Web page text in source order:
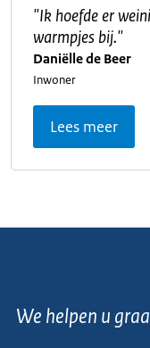
"Ik hoefde er
warmpjes bij."
Daniëlle de Beer
Inwoner
Lees meer
We helpen u